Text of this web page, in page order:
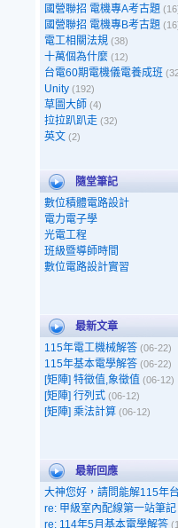
國營聯招 電機專A考古題
國營聯招 電機專B考古題
電工相關法規 (38)
十萬個為什麼 (12)
台電60期電機儀電養成班
Unity (192)
草圖大師 (4)
拉拉趴趴走 (32)
英文 (2)
隨堂筆記
數位積體電路設計
電力電子學
光電工程
班級暨導師時間
數位電路設計實習
最新文章
115年電工機械解答 (06-22)
115年基本電學解答 (06-22)
[矩陣] 特徵值,象徵值 (06-12)
[矩陣] 行列式 (06-12)
[矩陣] 乘法計算 (06-12)
最新回應
re: 甲級室內配線第一站筆記
re: 114年5月基本電學解答